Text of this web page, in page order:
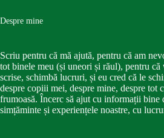
Despre mine
Scriu pentru că mă ajută, pentru că am
tot binele meu (și uneori și răul), pentru că
scrise, schimbă lucruri, și eu cred că le
despre copiii mei, despre mine, despre tot
frumoasă. Încerc să ajut cu informații bine
simțăminte și experiențele noastre, cu